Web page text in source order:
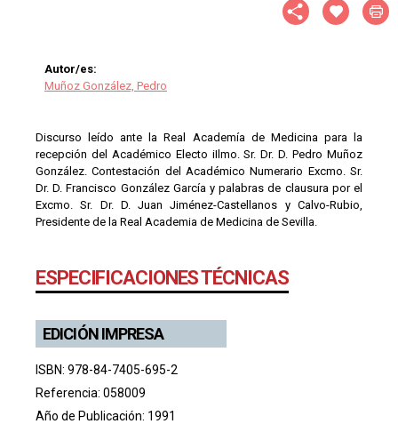
Autor/es:
Muñoz González, Pedro
Discurso leído ante la Real Academía de Medicina para la
recepción del Académico Electo iIlmo. Sr. Dr. D. Pedro Muñoz
González. Contestación del Académico Numerario Excmo. Sr.
Dr. D. Francisco González García y palabras de clausura por el
Excmo. Sr. Dr. D. Juan Jiménez-Castellanos y Calvo-Rubio,
Presidente de la Real Academia de Medicina de Sevilla.
ESPECIFICACIONES TÉCNICAS
EDICIÓN IMPRESA
ISBN: 978-84-7405-695-2
Referencia: 058009
Año de Publicación: 1991